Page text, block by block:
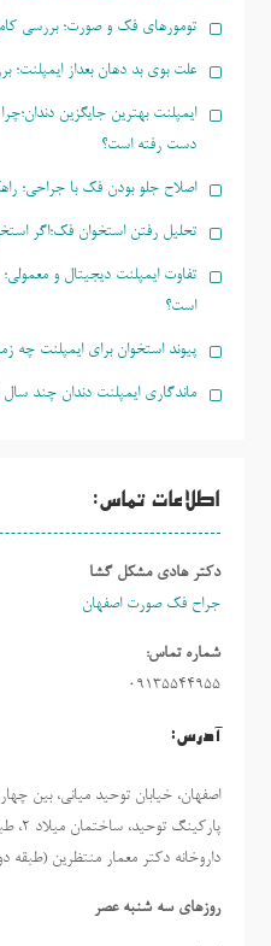
تومورهای فک و صورت؛ بررسی
علت بوی بد دهان بعداز ایمپلنت؛
ایمپلنت بهترین جایگزین
دست رفته است؟
اصلاح جلو بودن فک با جراحی؛
تحلیل رفتن استخوان فک؛اگر
تفاوت ایمپلنت دیجیتال و
است؟
پیوند استخوان برای ایمپلنت چه
ماندگاری ایمپلنت دندان چند
اطلاعات تماس:
دکتر هادی مشکل گشا
جراح فک صورت اصفهان
شماره تماس:
09135544955
آدرس:
اصفهان، خیابان توحید میانی، بین
داروخانه دکتر معمار منتظرین (طبقه
روزهاي سه شنبه عصر